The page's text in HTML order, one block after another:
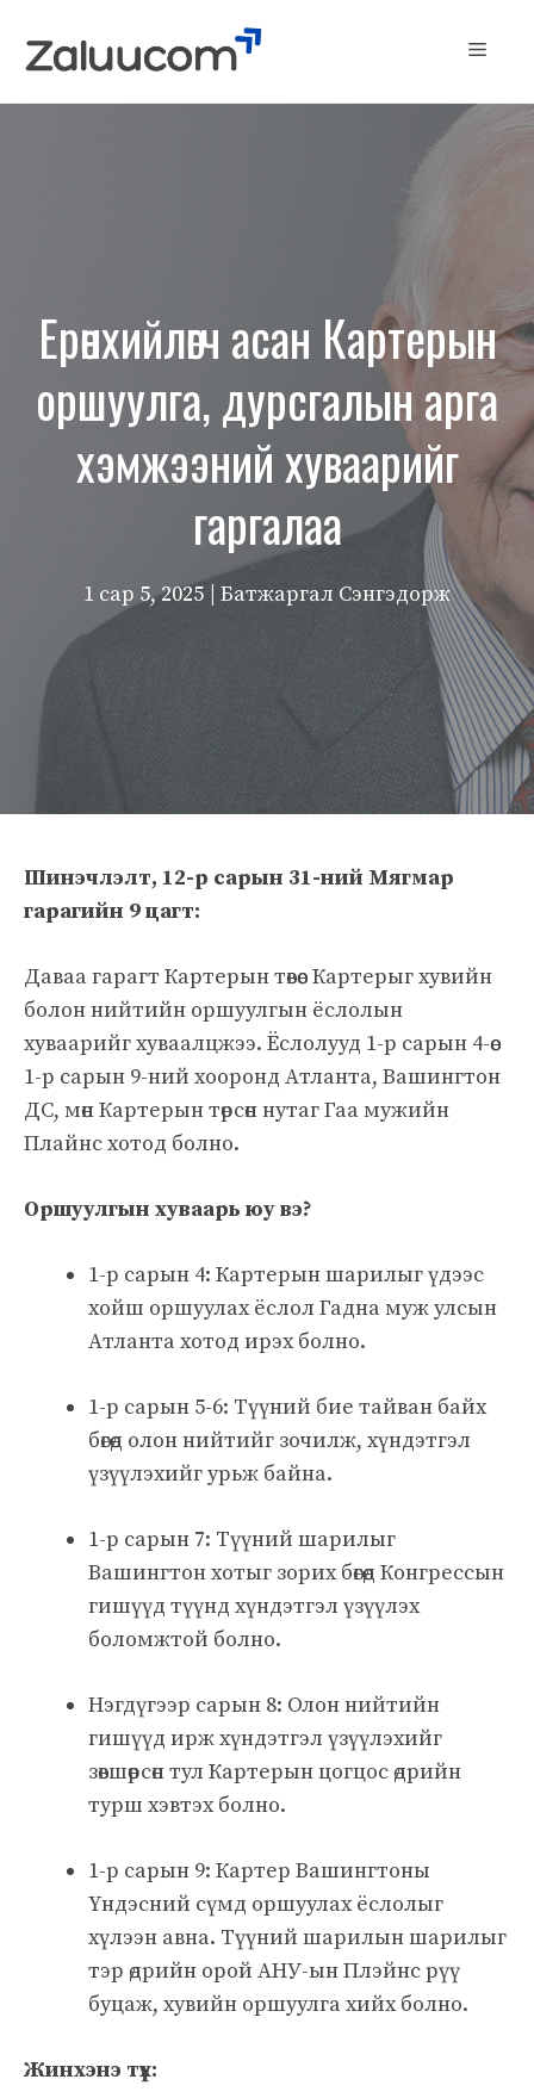
Menu
Ерөнхийлөгч асан Картерын
оршуулга, дурсгалын арга
хэмжээний хуваарийг
гаргалаа
1 сар 5, 2025 | Батжаргал Сэнгэдорж
Шинэчлэлт, 12-р сарын 31-ний Мягмар
гарагийн 9 цагт:
Даваа гарагт Картерын төвөөс Картерыг хувийн
болон нийтийн оршуулгын ёслолын
хуваарийг хуваалцжээ. Ёслолууд 1-р сарын 4-өөс
1-р сарын 9-ний хооронд Атланта, Вашингтон
ДС, мөн Картерын төрсөн нутаг Гаа мужийн
Плайнс хотод болно.
Оршуулгын хуваарь юу вэ?
1-р сарын 4: Картерын шарилыг үдээс
хойш оршуулах ёслол Гадна муж улсын
Атланта хотод ирэх болно.
1-р сарын 5-6: Түүний бие тайван байх
бөгөөд олон нийтийг зочилж, хүндэтгэл
үзүүлэхийг урьж байна.
1-р сарын 7: Түүний шарилыг
Вашингтон хотыг зорих бөгөөд Конгрессын
гишүүд түүнд хүндэтгэл үзүүлэх
боломжтой болно.
Нэгдүгээр сарын 8: Олон нийтийн
гишүүд ирж хүндэтгэл үзүүлэхийг
зөвшөөрсөн тул Картерын цогцос өдрийн
турш хэвтэх болно.
1-р сарын 9: Картер Вашингтоны
Үндэсний сүмд оршуулах ёслолыг
хүлээн авна. Түүний шарилын шарилыг
тэр өдрийн орой АНУ-ын Плэйнс рүү
буцаж, хувийн оршуулга хийх болно.
Жинхэнэ түүх: